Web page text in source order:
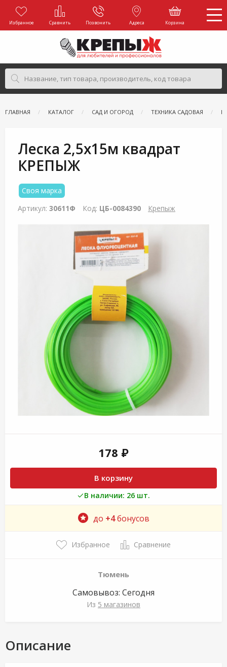
Избранное Сравнить Позвонить Адреса Корзина
ГЛАВНАЯ КАТАЛОГ САД И ОГОРОД ТЕХНИКА САДОВАЯ
Леска 2,5х15м квадрат
КРЕПЫЖ
Своя марка
Артикул: 30611Ф Код: ЦБ-0084390 Крепыж
178 ₽
В корзину
В наличии: 26 шт.
до +4бонусов
Избранное Сравнение
Тюмень
Самовывоз: Сегодня
Из 5 магазинов
Описание